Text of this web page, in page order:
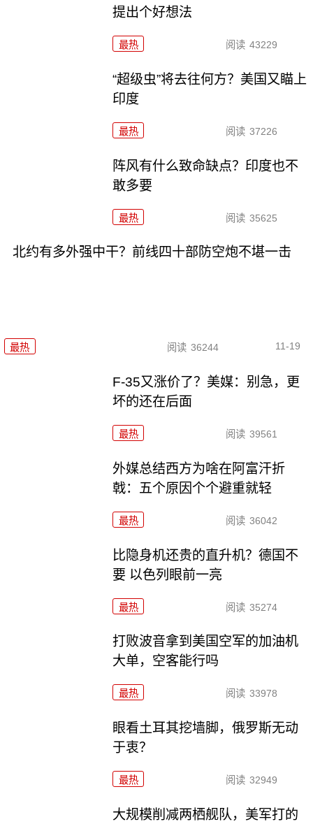
提出个好想法
最热 阅读 43229
“超级虫”将去往何方？美国又瞄上
印度
最热 阅读 37226
阵风有什么致命缺点？印度也不
敢多要
最热 阅读 35625
北约有多外强中干？前线四十部防空炮不堪一击
最热 阅读 36244 11-19
F-35又涨价了？美媒：别急，更
坏的还在后面
最热 阅读 39561
外媒总结西方为啥在阿富汗折
戟：五个原因个个避重就轻
最热 阅读 36042
比隐身机还贵的直升机？德国不
要 以色列眼前一亮
最热 阅读 35274
打败波音拿到美国空军的加油机
大单，空客能行吗
最热 阅读 33978
眼看土耳其挖墙脚，俄罗斯无动
于衷？
最热 阅读 32949
大规模削减两栖舰队，美军打的